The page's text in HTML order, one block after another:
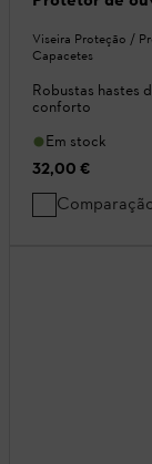
Viseira Proteção /
Capacetes
Robustas hastes
conforto
Em stock
32,00 €